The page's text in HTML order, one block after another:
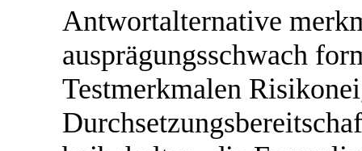
Antwortalternative
ausprägungsschwach
Testmerkmalen